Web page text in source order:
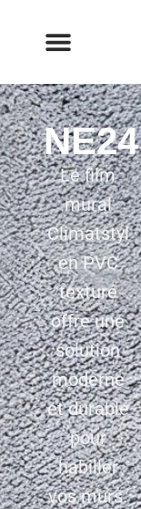
NE24
Le film
mural
Climatstyl
en PVC
texturé
offre une
solution
moderne
et durable
pour
habiller
vos murs.